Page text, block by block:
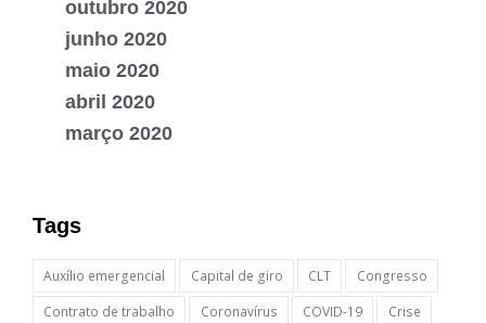
outubro 2020
junho 2020
maio 2020
abril 2020
março 2020
Tags
Auxílio emergencial Capital de giro CLT
Congresso
Contrato de trabalho
Coronavírus COVID-19
Crise